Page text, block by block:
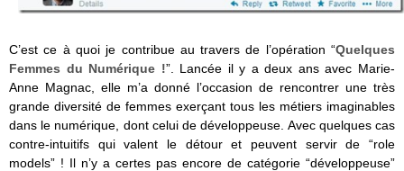
C’est ce à quoi je contribue au travers de l’opération “Quelques
Femmes du Numérique !”. Lancée il y a deux ans avec Marie-
Anne Magnac, elle m’a donné l’occasion de rencontrer une très
grande diversité de femmes exerçant tous les métiers imaginables
dans le numérique, dont celui de développeuse. Avec quelques cas
contre-intuitifs qui valent le détour et peuvent servir de “role
models” ! Il n’y a certes pas encore de catégorie “développeuse”